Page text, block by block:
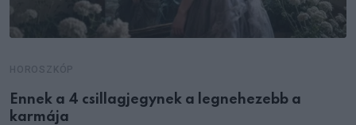
Ennek a 4 csillagjegynek a legnehezebb a
karmája